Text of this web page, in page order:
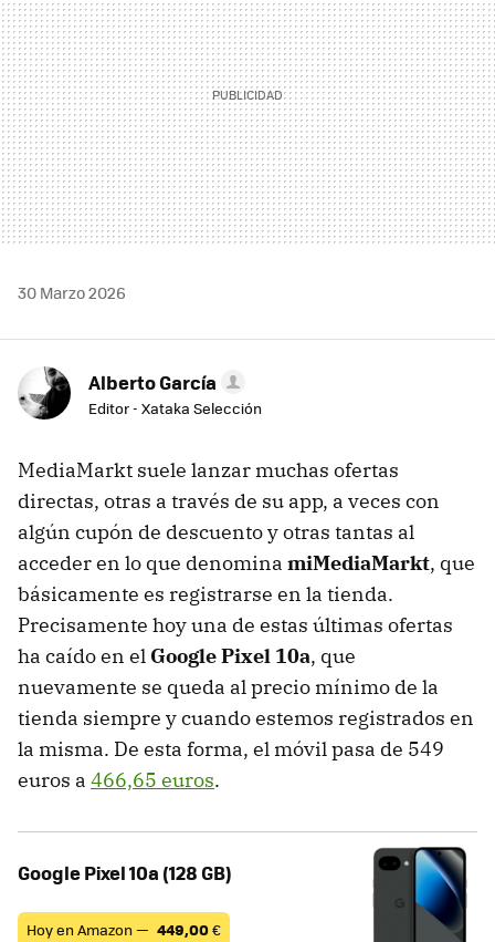
30 Marzo 2026
Alberto García
Editor - Xataka Selección
MediaMarkt suele lanzar muchas ofertas
directas, otras a través de su app, a veces con
algún cupón de descuento y otras tantas al
acceder en lo que denomina miMediaMarkt, que
básicamente es registrarse en la tienda.
Precisamente hoy una de estas últimas ofertas
ha caído en el Google Pixel 10a, que
nuevamente se queda al precio mínimo de la
tienda siempre y cuando estemos registrados en
la misma. De esta forma, el móvil pasa de 549
euros a 466,65 euros.
Google Pixel 10a (128 GB)
Hoy en Amazon — 449,00€